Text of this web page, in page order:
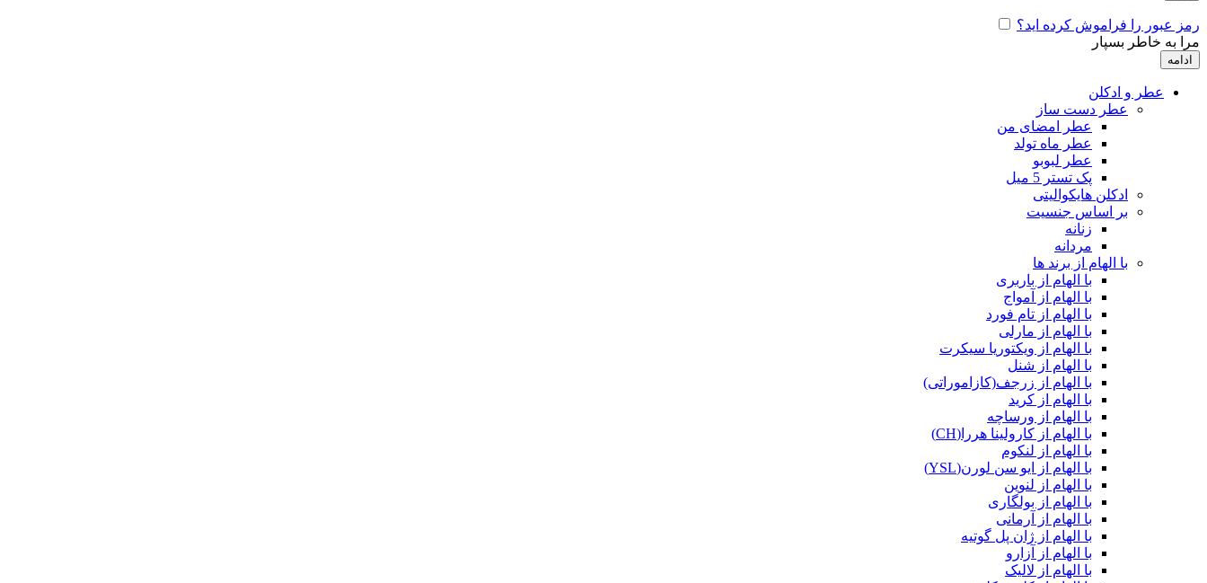
رمز عبور را فراموش کرده اید؟
مرا به خاطر بسپار
ادامه
عطر و ادکلن
عطر دست ساز
عطر امضای من
عطر ماه تولد
عطر لبوبو
پک تستر 5 میل
ادکلن هایکوالیتی
بر اساس جنسیت
زنانه
مردانه
با الهام از برند ها
با الهام از باربری
با الهام از آمواج
با الهام از تام فورد
با الهام از مارلی
با الهام از ویکتوریا سیکرت
با الهام از شنل
با الهام از زرجف(کازاموراتی)
با الهام از کرید
با الهام از ورساچه
با الهام از کارولینا هررا(CH)
با الهام از لنکوم
با الهام از ایو سن لورن(YSL)
با الهام از لنوین
با الهام از بولگاری
با الهام از آرمانی
با الهام از ژان پل گوتیه
با الهام از آزارو
با الهام از لالیک